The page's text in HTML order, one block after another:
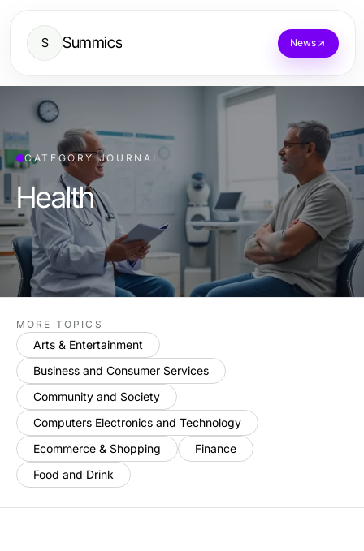
S Summics News
CATEGORY JOURNAL
Health
MORE TOPICS
Arts & Entertainment
Business and Consumer Services
Community and Society
Computers Electronics and Technology
Ecommerce & Shopping
Finance
Food and Drink